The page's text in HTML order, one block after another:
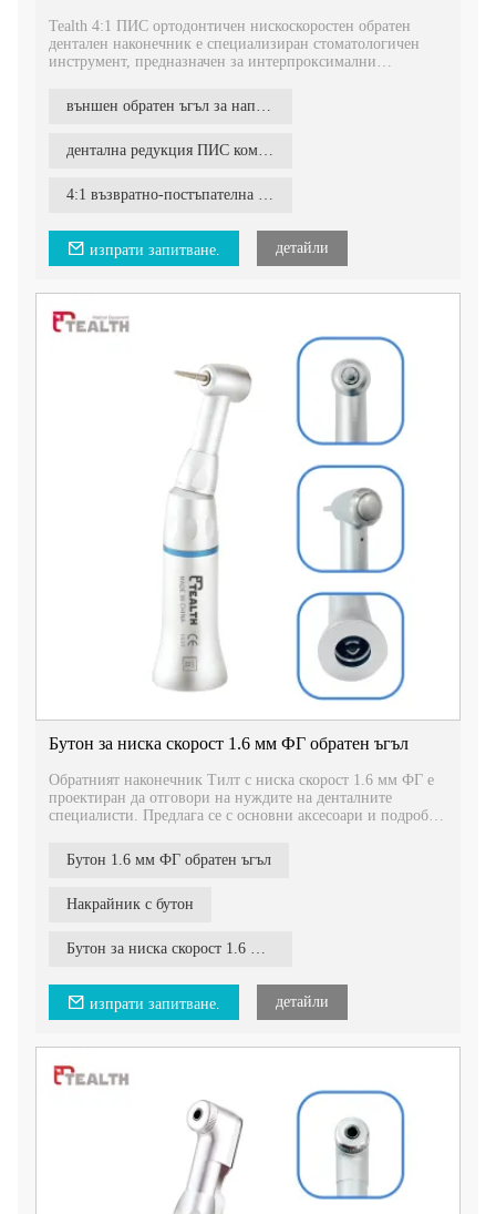
Tealth 4:1 ПИС ортодонтичен нискоскоростен обратен
дентален наконечник е специализиран стоматологичен
инструмент, предназначен за интерпроксимални
денталните специалисти надежден и ефикасен инструмент
за прецизно и ефективно интерпроксимално оголване и
изпрати запитване. детайли
Бутон за ниска скорост 1.6 мм ФГ обратен ъгъл
Обратният наконечник Тилт с ниска скорост 1.6 мм ФГ е
проектиран да отговори на нуждите на денталните
специалисти. Предлага се с основни аксесоари и подробно
поддръжка.
Бутон 1.6 мм ФГ обратен ъгъл
Накрайник с бутон
изпрати запитване. детайли